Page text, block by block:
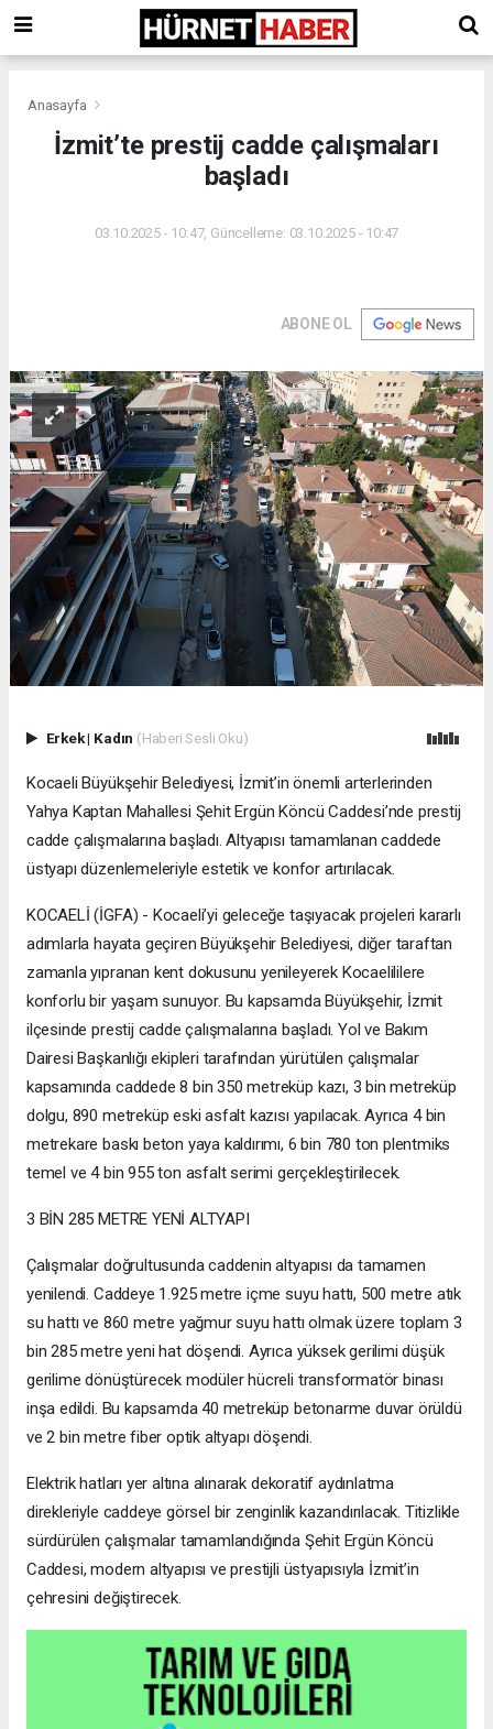
Anasayfa
İzmit’te prestij cadde çalışmaları
başladı
03.10.2025 - 10:47, Güncelleme: 03.10.2025 - 10:47
ABONE OL
Erkek| Kadın (Haberi Sesli Oku)
Kocaeli Büyükşehir Belediyesi, İzmit’in önemli arterlerinden
Yahya Kaptan Mahallesi Şehit Ergün Köncü Caddesi’nde prestij
cadde çalışmalarına başladı. Altyapısı tamamlanan caddede
üstyapı düzenlemeleriyle estetik ve konfor artırılacak.
KOCAELİ (İGFA) - Kocaeli’yi geleceğe taşıyacak projeleri kararlı
adımlarla hayata geçiren Büyükşehir Belediyesi, diğer taraftan
zamanla yıpranan kent dokusunu yenileyerek Kocaelililere
konforlu bir yaşam sunuyor. Bu kapsamda Büyükşehir, İzmit
ilçesinde prestij cadde çalışmalarına başladı. Yol ve Bakım
Dairesi Başkanlığı ekipleri tarafından yürütülen çalışmalar
kapsamında caddede 8 bin 350 metreküp kazı, 3 bin metreküp
dolgu, 890 metreküp eski asfalt kazısı yapılacak. Ayrıca 4 bin
metrekare baskı beton yaya kaldırımı, 6 bin 780 ton plentmiks
temel ve 4 bin 955 ton asfalt serimi gerçekleştirilecek.
3 BİN 285 METRE YENİ ALTYAPI
Çalışmalar doğrultusunda caddenin altyapısı da tamamen
yenilendi. Caddeye 1.925 metre içme suyu hattı, 500 metre atık
su hattı ve 860 metre yağmur suyu hattı olmak üzere toplam 3
bin 285 metre yeni hat döşendi. Ayrıca yüksek gerilimi düşük
gerilime dönüştürecek modüler hücreli transformatör binası
inşa edildi. Bu kapsamda 40 metreküp betonarme duvar örüldü
ve 2 bin metre fiber optik altyapı döşendi.
Elektrik hatları yer altına alınarak dekoratif aydınlatma
direkleriyle caddeye görsel bir zenginlik kazandırılacak. Titizlikle
sürdürülen çalışmalar tamamlandığında Şehit Ergün Köncü
Caddesi, modern altyapısı ve prestijli üstyapısıyla İzmit’in
çehresini değiştirecek.